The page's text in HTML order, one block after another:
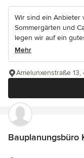
Wir sind ein Anbieter
Sommergärten und
legen wir auf ein
Mehr
Amelunxenstraße 13,
Bauplanungsbüro